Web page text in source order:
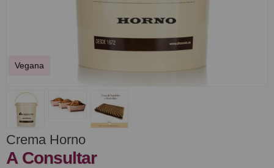
Vegana
Crema Horno
A Consultar